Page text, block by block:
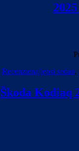
Recenzienajlepsi sedan,
Škoda Kodiaq